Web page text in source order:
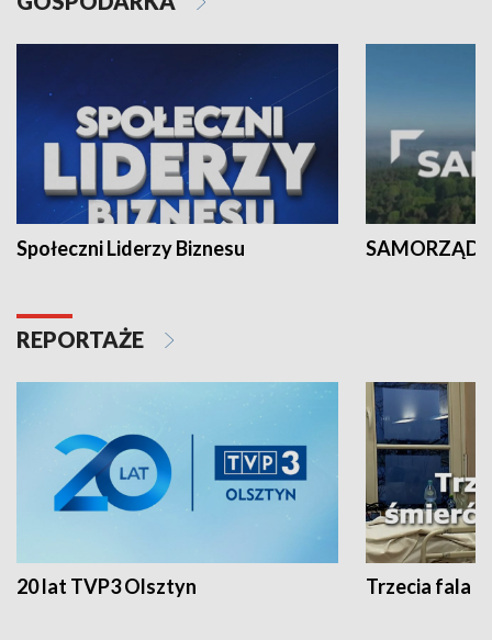
Społeczni Liderzy Biznesu SAMORZĄD
REPORTAŻE
20 lat TVP3 Olsztyn Trzecia fala -